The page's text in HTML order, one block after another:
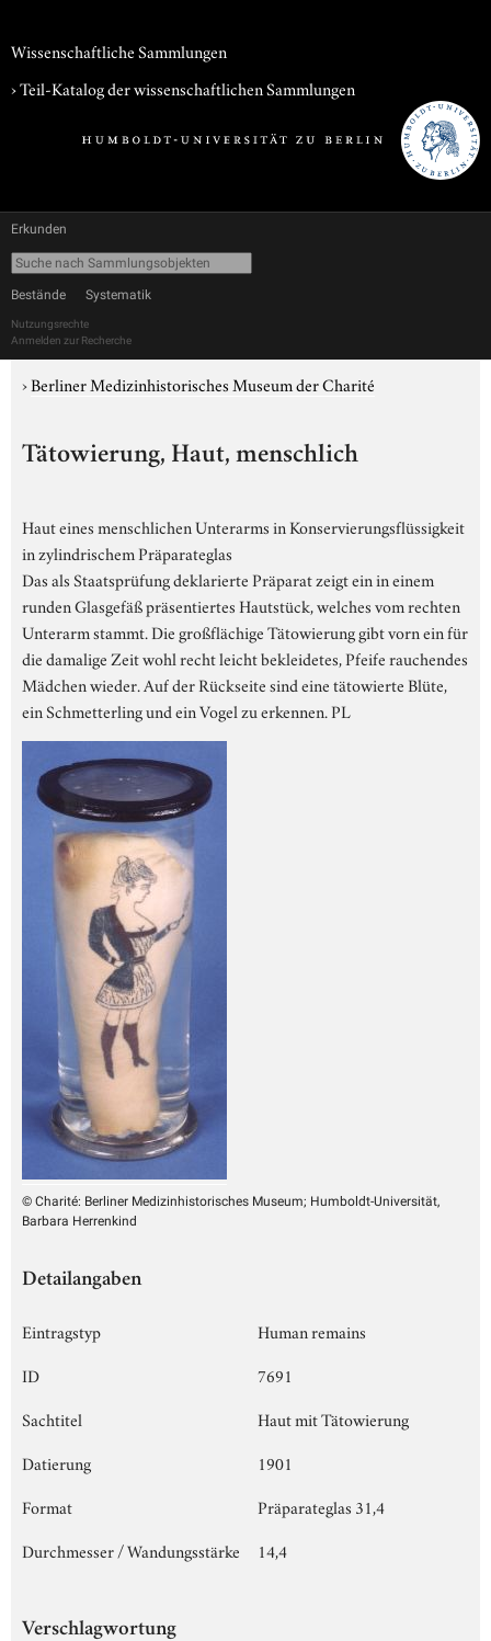
Wissenschaftliche Sammlungen
› Teil-Katalog der wissenschaftlichen Sammlungen
Erkunden
Bestände Systematik
Nutzungsrechte
Anmelden zur Recherche
›Berliner Medizinhistorisches Museum der Charité
Tätowierung, Haut, menschlich
Haut eines menschlichen Unterarms in Konservierungsflüssigkeit
in zylindrischem Präparateglas
Das als Staatsprüfung deklarierte Präparat zeigt ein in einem
runden Glasgefäß präsentiertes Hautstück, welches vom rechten
Unterarm stammt. Die großflächige Tätowierung gibt vorn ein für
die damalige Zeit wohl recht leicht bekleidetes, Pfeife rauchendes
Mädchen wieder. Auf der Rückseite sind eine tätowierte Blüte,
ein Schmetterling und ein Vogel zu erkennen. PL
© Charité: Berliner Medizinhistorisches Museum; Humboldt-Universität,
Barbara Herrenkind
Detailangaben
Eintragstyp
Human remains
ID
7691
Sachtitel
Haut mit Tätowierung
Datierung
1901
Format
Präparateglas 31,4
Durchmesser / Wandungsstärke
14,4
Verschlagwortung